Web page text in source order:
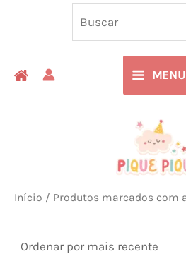
conteúdo
MENU
Início / Produtos marcados com